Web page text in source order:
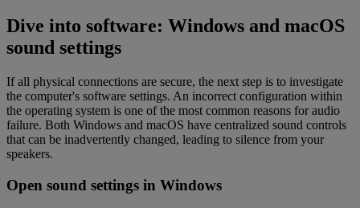
Dive into software: Windows and macOS
sound settings
If all physical connections are secure, the next step is to investigate
the computer's software settings. An incorrect configuration within
the operating system is one of the most common reasons for audio
failure. Both Windows and macOS have centralized sound controls
that can be inadvertently changed, leading to silence from your
speakers.
Open sound settings in Windows